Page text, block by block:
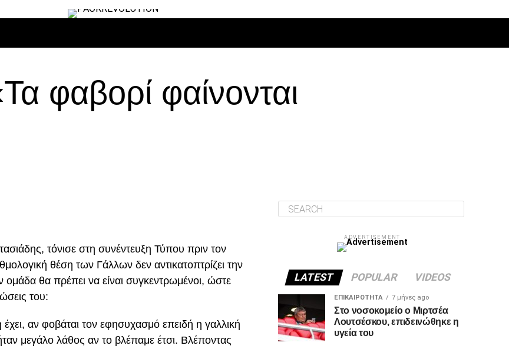
φαβορί φαίνονται
τόνισε στη συνέντευξη Τύπου πριν τον
θέση των Γάλλων δεν αντικατοπτρίζει την
ομάδα θα πρέπει να είναι συγκεντρωμένοι, ώστε
του:
αν φοβάται τον εφησυχασμό επειδή η γαλλική
μεγάλο λάθος αν το βλέπαμε έτσι. Βλέποντας
ADVERTISEMENT
LATEST POPULAR VIDEOS
ΕΠΙΚΑΙΡΌΤΗΤΑ 7 μήνες ago
Στο νοσοκομείο ο Μιρτσέα
Λουτσέσκου, επιδεινώθηκε η
υγεία του